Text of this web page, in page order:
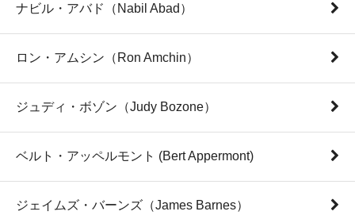
ナビル・アバド（Nabil Abad）
ロン・アムシン（Ron Amchin）
ジュディ・ボゾン（Judy Bozone）
ベルト・アッペルモント (Bert Appermont)
ジェイムズ・バーンズ（James Barnes）